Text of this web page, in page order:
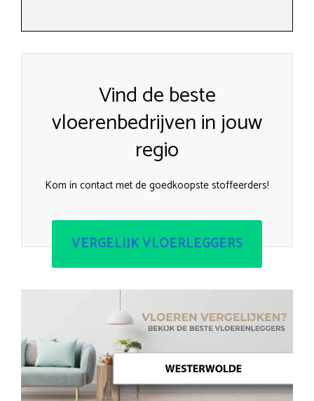
Vind de beste
vloerenbedrijven in jouw
regio
Kom in contact met de goedkoopste stoffeerders!
VERGELIJK VLOERLEGGERS